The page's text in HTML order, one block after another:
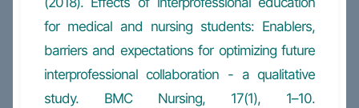
for medical and nursing students: Enablers,
barriers and expectations for optimizing future
interprofessional collaboration - a qualitative
study. BMC Nursing, 17(1), 1–10.